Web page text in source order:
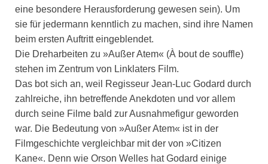
eine besondere Herausforderung gewesen sein). Um
sie für jedermann kenntlich zu machen, sind ihre Namen
beim ersten Auftritt eingeblendet.
Die Dreharbeiten zu »Außer Atem« (À bout de souffle)
stehen im Zentrum von Linklaters Film.
Das bot sich an, weil Regisseur Jean-Luc Godard durch
zahlreiche, ihn betreffende Anekdoten und vor allem
durch seine Filme bald zur Ausnahmefigur geworden
war. Die Bedeutung von »Außer Atem« ist in der
Filmgeschichte vergleichbar mit der von »Citizen
Kane«. Denn wie Orson Welles hat Godard einige